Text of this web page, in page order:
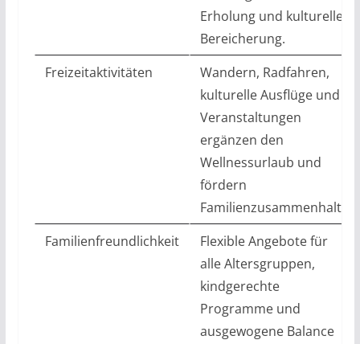
Erholung und kulturelle
Bereicherung.
Freizeitaktivitäten
Wandern, Radfahren,
kulturelle Ausflüge und
Veranstaltungen
ergänzen den
Wellnessurlaub und
fördern
Familienzusammenhalt.
Familienfreundlichkeit
Flexible Angebote für
alle Altersgruppen,
kindgerechte
Programme und
ausgewogene Balance